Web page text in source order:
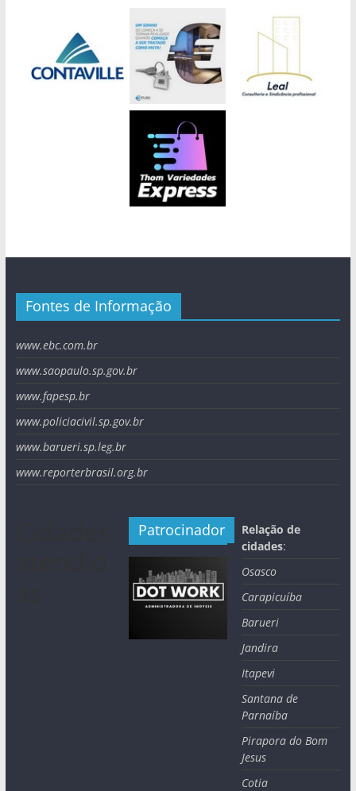
Fontes de Informação
www.ebc.com.br
www.saopaulo.sp.gov.br
www.fapesp.br
www.policiacivil.sp.gov.br
www.barueri.sp.leg.br
www.reporterbrasil.org.br
Patrocinador
Relação de
cidades:
Osasco
Carapicuíba
Barueri
Jandira
Itapevi
Santana de
Parnaíba
Pirapora do Bom
Jesus
Cotia